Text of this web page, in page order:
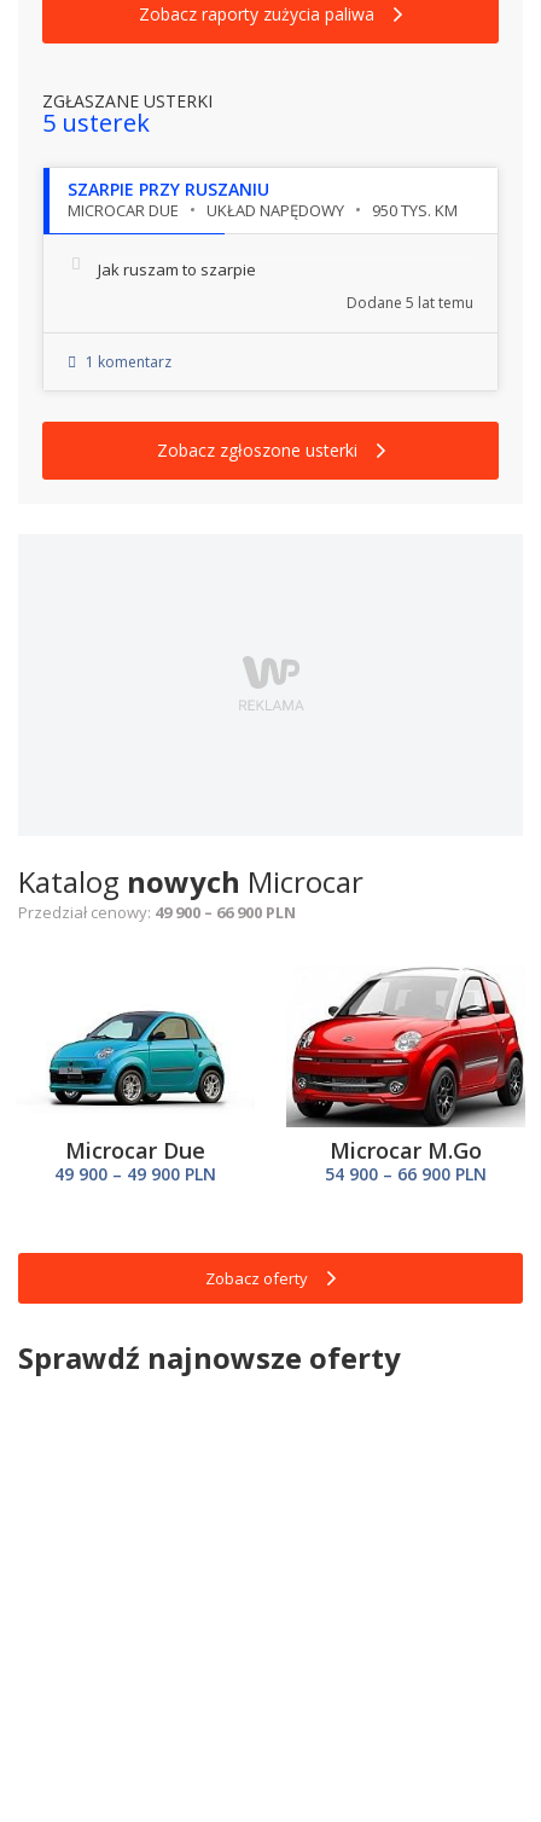
Zobacz raporty zużycia paliwa
ZGŁASZANE USTERKI
5 usterek
SZARPIE PRZY RUSZANIU
MICROCAR DUE UKŁAD NAPĘDOWY 950 TYS. KM
Jak ruszam to szarpie
Dodane 5 lat temu
1 komentarz
Zobacz zgłoszone usterki
Katalog nowych Microcar
Przedział cenowy: 49 900 – 66 900 PLN
Microcar Due
49 900 – 49 900 PLN
Microcar M.Go
54 900 – 66 900 PLN
Zobacz oferty
Sprawdź najnowsze oferty